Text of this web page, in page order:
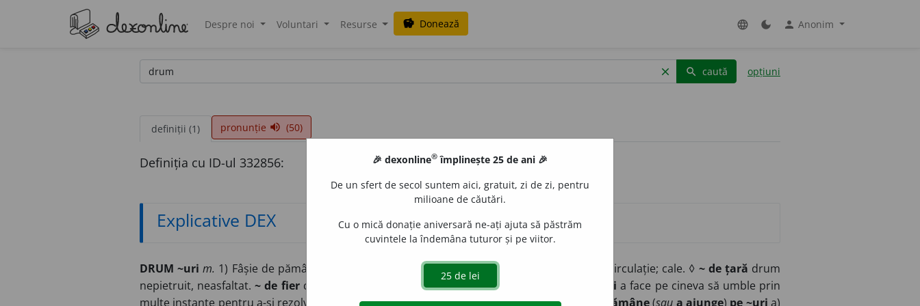
Despre noi Voluntari Resurse savings Donează language dark_mode person Anonim
clear search caută opțiuni
definiții (1) pronunție volume_up (50)
Definiția cu ID-ul 332856:
Explicative DEX
DRUM ~uri m. 1) Fâșie de pământ lungă și îngustă special rezervată și amenajată pentru circulație; cale. ◊ ~ de țară drum
nepietruit, neasfaltat.~ de fiercale ferată. în față, vizavi.A pune pe cineva pe ~uri a face pe cineva să umble prin
multe instanțe pentru a-și rezolva o problemă.Pe toate ~urileîn toate părțile, oriunde. A rămâne(sau a ajunge) pe ~uri a)
🎉 dexonline® împlinește 25 de ani 🎉
De un sfert de secol suntem aici, gratuit, zi de zi, pentru
milioane de căutări.
Cu o mică donație aniversară ne-ați ajuta să păstrăm
cuvintele la îndemâna tuturor și pe viitor.